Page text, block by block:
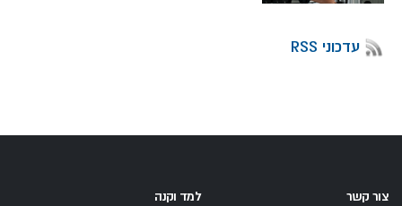
עדכוני RSS
צור קשר
למד וקנה